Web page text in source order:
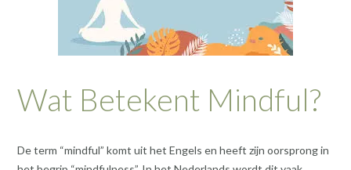
Wat Betekent Mindful?
De term “mindful” komt uit het Engels en heeft zijn oorsprong in